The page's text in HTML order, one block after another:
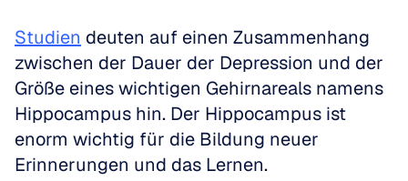
Studien deuten auf einen Zusammenhang
zwischen der Dauer der Depression und der
Größe eines wichtigen Gehirnareals namens
Hippocampus hin. Der Hippocampus ist
enorm wichtig für die Bildung neuer
Erinnerungen und das Lernen.